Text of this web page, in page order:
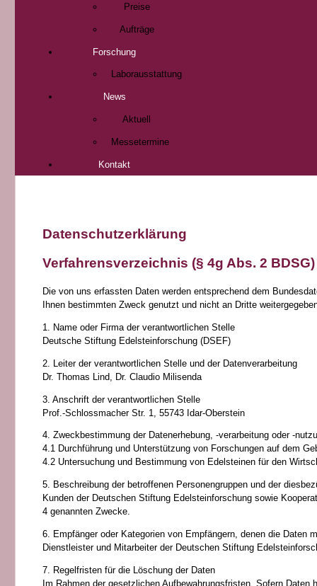
Preise
Aufträge
Forschung
Laborausstattung
News
Aktuell
Messetermine
Kontakt
Datenschutzerklärung
Verfahrensverzeichnis (§ 4g Abs. 2 BDSG)
Die von uns erfassten Daten werden entsprechend dem
Ihnen bestimmten Zweck genutzt und nicht an Dritte
1. Name oder Firma der verantwortlichen Stelle
Deutsche Stiftung Edelsteinforschung (DSEF)
2. Leiter der verantwortlichen Stelle und der Datenverarbeitung
Dr. Thomas Lind, Dr. Claudio Milisenda
3. Anschrift der verantwortlichen Stelle
Prof.-Schlossmacher Str. 1, 55743 Idar-Oberstein
4. Zweckbestimmung der Datenerhebung, -verarbeitung oder -
4.1 Durchführung und Unterstützung von Forschungen auf dem
4.2 Untersuchung und Bestimmung von Edelsteinen für den
5. Beschreibung der betroffenen Personengruppen und der
Kunden der Deutschen Stiftung Edelsteinforschung sowie
4 genannten Zwecke.
6. Empfänger oder Kategorien von Empfängern, denen die Daten
Dienstleister und Mitarbeiter der Deutschen Stiftung
7. Regelfristen für die Löschung der Daten
Im Rahmen der gesetzlichen Aufbewahrungsfristen. Sofern